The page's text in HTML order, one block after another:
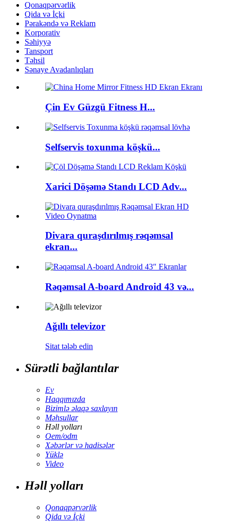
Qonaqpərvərlik
Qida və İçki
Pərakəndə və Reklam
Korporativ
Səhiyyə
Tansport
Təhsil
Sənaye Avadanlıqları
Çin Ev Güzgü Fitness H...
Selfservis toxunma köşkü...
Xarici Döşəmə Standı LCD Adv...
Divara quraşdırılmış rəqəmsal
ekran...
Rəqəmsal A-board Android 43 və...
Ağıllı televizor
Sitat tələb edin
Sürətli bağlantılar
Ev
Haqqımızda
Bizimlə əlaqə saxlayın
Məhsullar
Həll yolları
Oem/odm
Xəbərlər və hadisələr
Yüklə
Video
Həll yolları
Qonaqpərvərlik
Qida və İçki